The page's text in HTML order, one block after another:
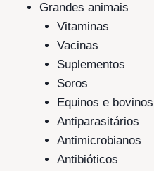
Grandes animais
Vitaminas
Vacinas
Suplementos
Soros
Equinos e bovinos
Antiparasitários
Antimicrobianos
Antibióticos